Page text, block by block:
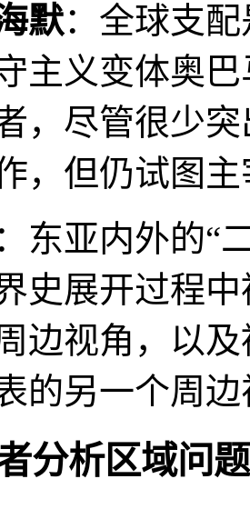
默：全球支
主义变体奥
，尽管很少
，但仍试图
东亚内外的“
史展开过程
边视角，以
的另一个周
分析区域问题